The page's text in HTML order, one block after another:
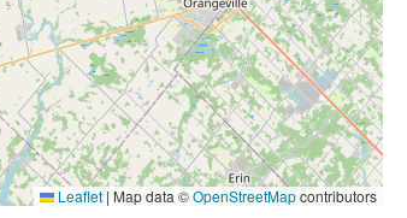
Leaflet |Map data ©OpenStreetMapcontributors